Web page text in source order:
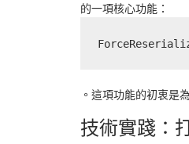
的一項核心功能：
。這項功能的初衷是
技術實踐：